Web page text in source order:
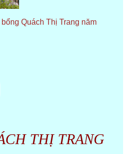
Quách Thị Trang năm
THỊ TRANG